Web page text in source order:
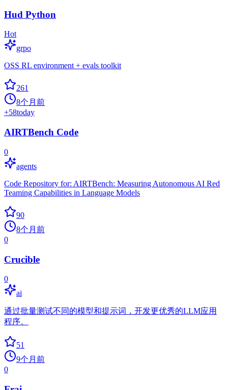
Hud Python
Hot
grpo
OSS RL environment + evals toolkit
261
8个月前
+58today
AIRTBench Code
0
agents
Code Repository for: AIRTBench: Measuring Autonomous AI Red
Teaming Capabilities in Language Models
90
8个月前
0
Crucible
0
ai
通过批量测试不同的模型和提示词，开发更优秀的LLM应用
程序。
51
9个月前
0